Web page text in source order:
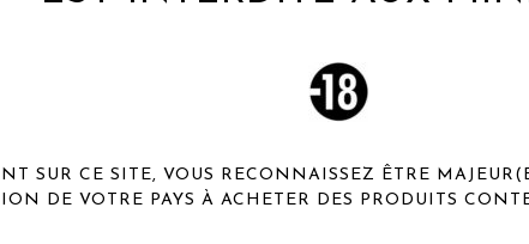
SUR CE SITE, VOUS RECONNAISSEZ ÊTRE
DE VOTRE PAYS À ACHETER DES PRODUITS